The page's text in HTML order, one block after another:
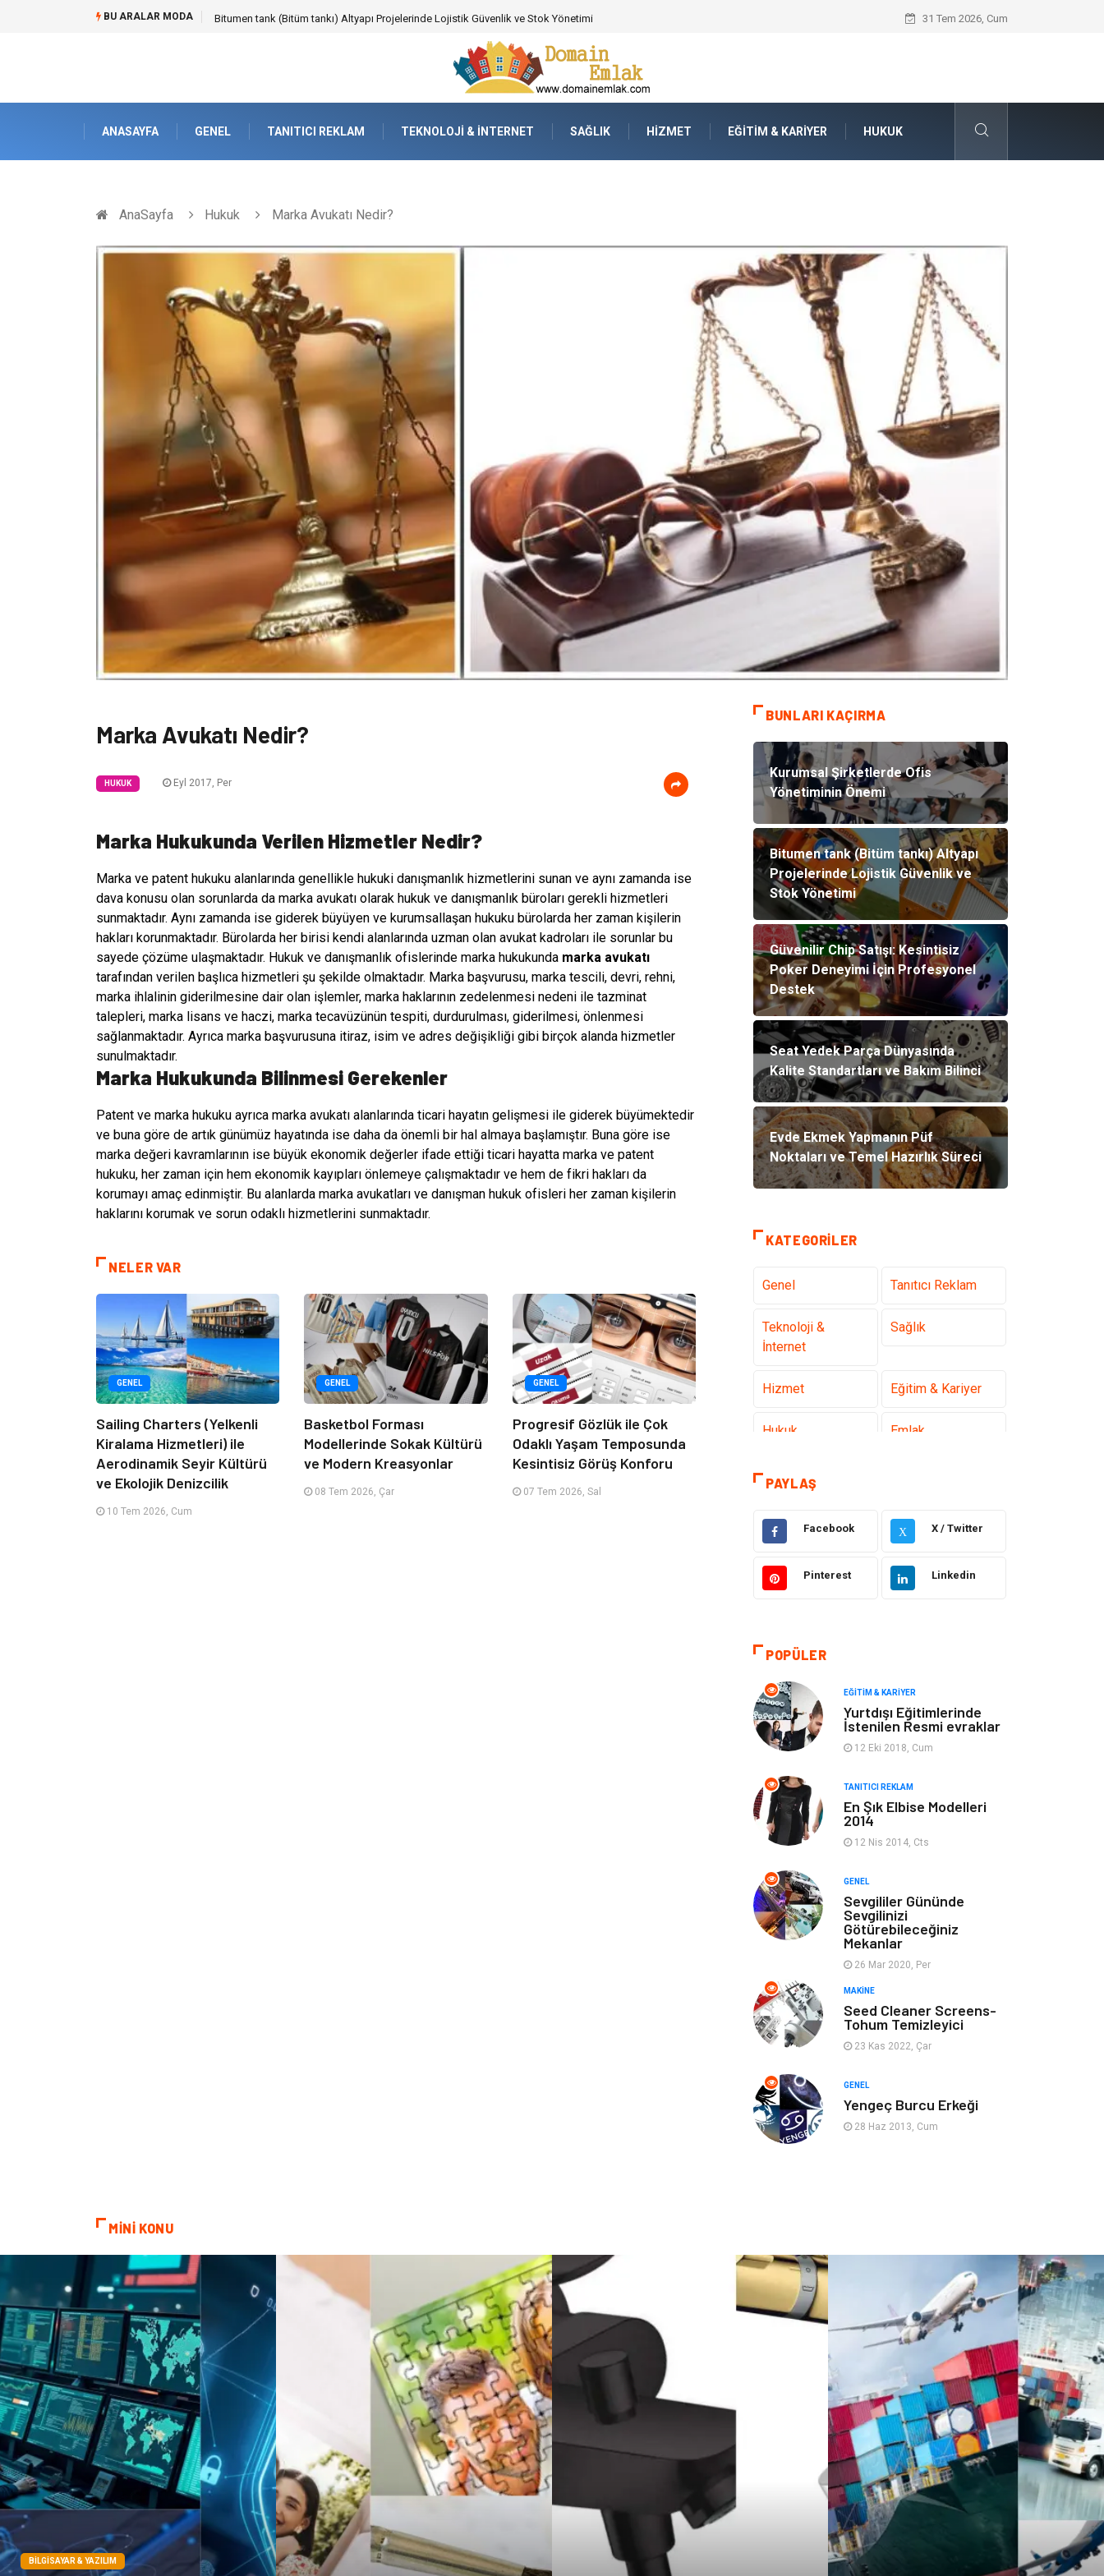
BU ARALAR MODA Güvenilir Chip Satışı: Kesintisiz Poker Deneyimi İçin Profesyonel Destek Seat Yedek Parça Dünyasında Kalite
31 Tem 2026, Cum
ANASAYFA GENEL TANITICI REKLAM TEKNOLOJI & İNTERNET SAĞLIK HIZMET EĞITIM & KARIYER HUKUK
AnaSayfa Hukuk Marka Avukatı Nedir?
Marka Avukatı Nedir?
HUKUK Eyl 2017, Per
Marka Hukukunda Verilen Hizmetler Nedir?
Marka ve patent hukuku alanlarında genellikle hukuki danışmanlık hizmetlerini sunan ve aynı zamanda ise
dava konusu olan sorunlarda da marka avukatı olarak hukuk ve danışmanlık büroları gerekli hizmetleri
sunmaktadır. Aynı zamanda ise giderek büyüyen ve kurumsallaşan hukuku bürolarda her zaman kişilerin
hakları korunmaktadır. Bürolarda her birisi kendi alanlarında uzman olan avukat kadroları ile sorunlar bu
sayede çözüme ulaşmaktadır. Hukuk ve danışmanlık ofislerinde marka hukukunda marka avukatı
tarafından verilen başlıca hizmetleri şu şekilde olmaktadır. Marka başvurusu, marka tescili, devri, rehni,
marka ihlalinin giderilmesine dair olan işlemler, marka haklarının zedelenmesi nedeni ile tazminat
talepleri, marka lisans ve haczi, marka tecavüzünün tespiti, durdurulması, giderilmesi, önlenmesi
sağlanmaktadır. Ayrıca marka başvurusuna itiraz, isim ve adres değişikliği gibi birçok alanda hizmetler
sunulmaktadır.
Marka Hukukunda Bilinmesi Gerekenler
Patent ve marka hukuku ayrıca marka avukatı alanlarında ticari hayatın gelişmesi ile giderek büyümektedir
ve buna göre de artık günümüz hayatında ise daha da önemli bir hal almaya başlamıştır. Buna göre ise
marka değeri kavramlarının ise büyük ekonomik değerler ifade ettiği ticari hayatta marka ve patent
hukuku, her zaman için hem ekonomik kayıpları önlemeye çalışmaktadır ve hem de fikri hakları da
korumayı amaç edinmiştir. Bu alanlarda marka avukatları ve danışman hukuk ofisleri her zaman kişilerin
haklarını korumak ve sorun odaklı hizmetlerini sunmaktadır.
NELER VAR
GENEL
Sailing Charters (Yelkenli
Kiralama Hizmetleri) ile
Aerodinamik Seyir Kültürü
ve Ekolojik Denizcilik
10 Tem 2026, Cum
GENEL
Basketbol Forması
Modellerinde Sokak Kültürü
ve Modern Kreasyonlar
08 Tem 2026, Çar
GENEL
Progresif Gözlük ile Çok
Odaklı Yaşam Temposunda
Kesintisiz Görüş Konforu
07 Tem 2026, Sal
BUNLARI KAÇIRMA
Kurumsal Şirketlerde Ofis
Yönetiminin Önemi
Bitumen tank (Bitüm tankı) Altyapı
Projelerinde Lojistik Güvenlik ve
Stok Yönetimi
Güvenilir Chip Satışı: Kesintisiz
Poker Deneyimi İçin Profesyonel
Destek
Seat Yedek Parça Dünyasında
Kalite Standartları ve Bakım Bilinci
Evde Ekmek Yapmanın Püf
Noktaları ve Temel Hazırlık Süreci
KATEGORILER
Genel Tanıtıcı Reklam
Teknoloji &
İnternet
Sağlık
Hizmet Eğitim & Kariyer
Hukuk Emlak
Otomotiv
Giyim
Ev Dekorasyon Organizasyon
Finans & Ekonomi Tatil
Anne & Çocuk
Ev İşleri
Gençlik & Eğlence Aksesuar
Spor
Evlilik Rehberi
Astroloji
Kaçırmayın
sağlıklı beslenme Spor Malzemeleri
Bebek Giyim
Yazı Tahtaları
PAYLAŞ
Facebook X X / Twitter
Pinterest Linkedin
POPÜLER
EĞITIM & KARIYER
Yurtdışı Eğitimlerinde
İstenilen Resmi evraklar
12 Eki 2018, Cum
TANITICI REKLAM
En Şık Elbise Modelleri
2014
12 Nis 2014, Cts
GENEL
Sevgililer Gününde
Sevgilinizi
Götürebileceğiniz
Mekanlar
26 Mar 2020, Per
MAKINE
Seed Cleaner Screens-
Tohum Temizleyici
23 Kas 2022, Çar
GENEL
Yengeç Burcu Erkeği
28 Haz 2013, Cum
MİNİ KONU
BILGISAYAR & YAZILIM